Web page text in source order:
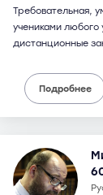
Требовательная,
учениками любого
дистанционные
Подробнее